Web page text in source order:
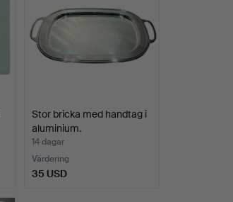
Stor bricka med handtag i
aluminium.
14 dagar
Värdering
35 USD